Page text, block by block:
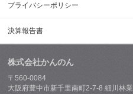
プライバシーポリシー
決算報告書
株式会社かんのん
〒560-0084
大阪府豊中市新千里南町2-7-8 細川林業